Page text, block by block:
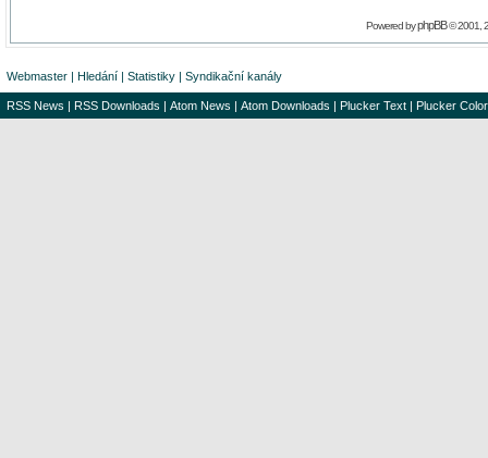
Powered byphpBB© 2001,
Webmaster | Hledání | Statistiky | Syndikační kanály
RSS News | RSS Downloads | Atom News | Atom Downloads | Plucker Text | Plucker Color